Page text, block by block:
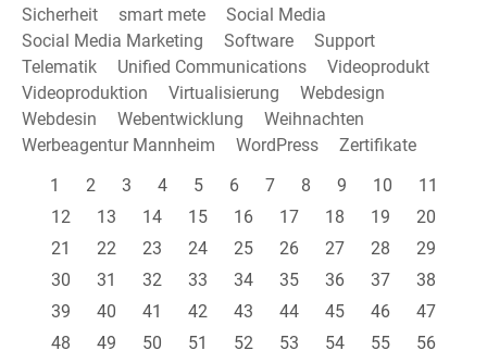
Sicherheit
smart mete
Social Media
Social Media Marketing
Software
Support
Telematik
Unified Communications
Videoprodukt
Videoproduktion
Virtualisierung
Webdesign
Webdesin
Webentwicklung
Weihnachten
Werbeagentur Mannheim
WordPress
Zertifikate
1
2 3 4 5 6 7 8 9 10
11
12
13 14 15 16 17 18 19
20
21
22 23 24 25 26 27 28
29
30
31 32 33 34 35 36 37
38
39
40 41 42 43 44 45 46
47
48
49 50 51 52 53 54 55
56